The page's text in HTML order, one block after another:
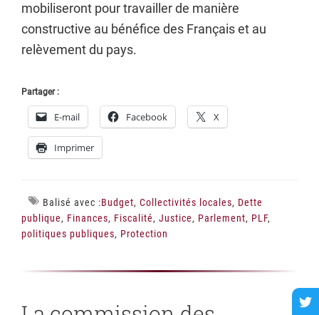
mobiliseront pour travailler de manière
constructive au bénéfice des Français et au
relèvement du pays.
Partager :
E-mail Facebook X
Imprimer
Balisé avec :Budget, Collectivités locales, Dette
publique, Finances, Fiscalité, Justice, Parlement, PLF,
politiques publiques, Protection